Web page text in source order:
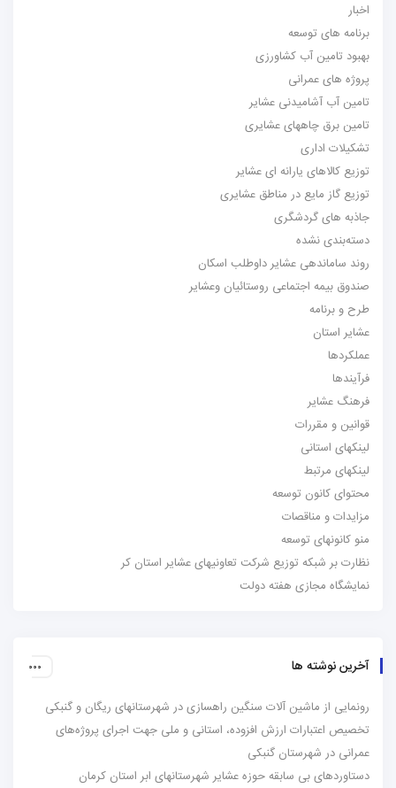
اخبار
برنامه های توسعه
بهبود تامین آب کشاورزی
پروژه های عمرانی
تامین آب آشامیدنی عشایر
تامین برق چاههای عشایری
تشکیلات اداری
توزیع کالاهای یارانه ای عشایر
توزیع گاز مایع در مناطق عشایری
جاذبه های گردشگری
دسته‌بندی نشده
روند ساماندهی عشایر داوطلب اسکان
صندوق بیمه اجتماعی روستائیان وعشایر
طرح و برنامه
عشایر استان
عملکردها
فرآیندها
فرهنگ عشایر
قوانین و مقررات
لینکهای استانی
لینکهای مرتبط
محتوای کانون توسعه
مزایدات و مناقصات
منو کانونهای توسعه
نظارت بر شبکه توزیع شرکت تعاونیهای عشایر استان کر
نمایشگاه مجازی هفته دولت
آخرین نوشته ها
رونمایی از ماشین آلات سنگین راهسازی در شهرستانهای ریگان و گنبکی
تخصیص اعتبارات ارزش افزوده، استانی و ملی جهت اجرای پروژه‌های
عمرانی در شهرستان گنبکی
دستاوردهای بی سابقه حوزه عشایر شهرستانهای ابر استان کرمان